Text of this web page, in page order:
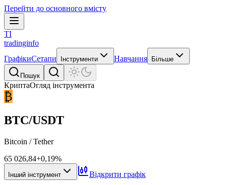
Перейти до основного вмісту
TI
tradinginfo
ГрафікиСетапи Інструменти Навчання Більше
Пошук
КриптаОгляд інструмента
₿
BTC/USDT
Bitcoin / Tether
65 026,84+0,19%
Інший інструмент Відкрити графік